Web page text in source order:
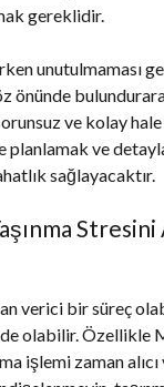
gereklidir.
unutulmaması
önünde
ve kolay
planlamak ve
sağlayacaktır.
Stresini
verici bir süreç
olabilir. Özellikle
işlemi zaman alıcı